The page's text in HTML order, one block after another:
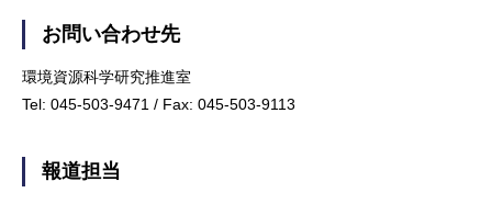
お問い合わせ先
環境資源科学研究推進室
Tel: 045-503-9471 / Fax: 045-503-9113
報道担当